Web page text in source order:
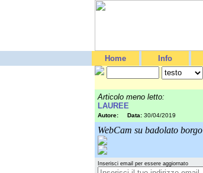
Home Info
Articolo meno letto:
LAUREE
Autore: Data: 30/04/2019
WebCam su badolato borgo
Inserisci email per essere aggiornato